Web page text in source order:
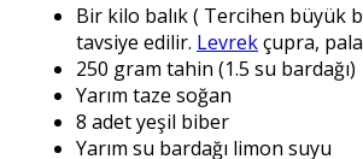
Bir kilo balık ( Tercihen büyük
tavsiye edilir. Levrekçupra,
250 gram tahin (1.5 su bardağı)
Yarım taze soğan
8 adet yeşil biber
Yarım su bardağı limon suyu